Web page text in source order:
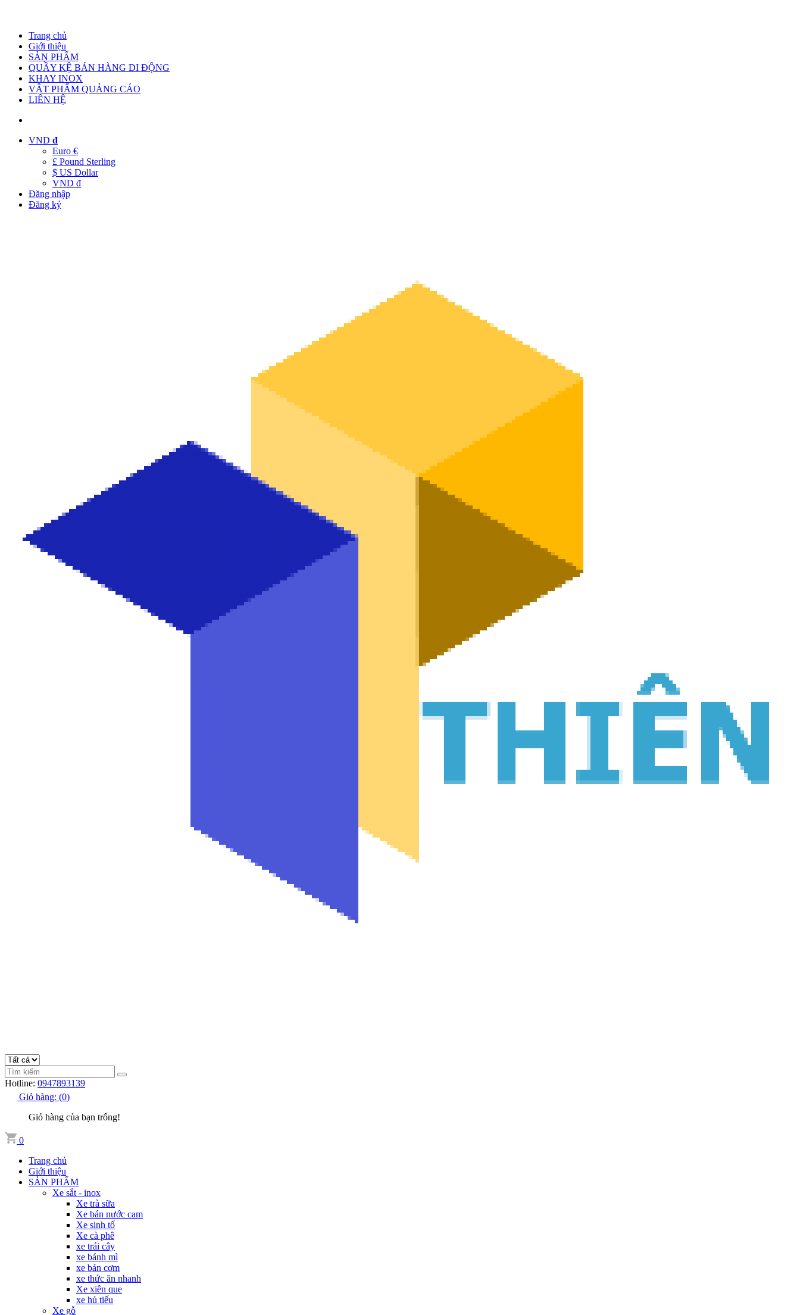
Trang chủ
Giới thiệu
SẢN PHẨM
QUẦY KỆ BÁN HÀNG DI ĐỘNG
KHAY INOX
VẬT PHẨM QUẢNG CÁO
LIÊN HỆ
VND đ
Euro €
£ Pound Sterling
$ US Dollar
VND đ
Đăng nhập
Đăng ký
Hotline: 0947893139
Giỏ hàng: (0)
Giỏ hàng của bạn trống!
0
Trang chủ
Giới thiệu
SẢN PHẨM
Xe sắt - inox
Xe trà sữa
Xe bán nước cam
Xe sinh tố
Xe cà phê
xe trái cây
xe bánh mì
xe bán cơm
xe thức ăn nhanh
Xe xiên que
xe hủ tiếu
Xe gỗ